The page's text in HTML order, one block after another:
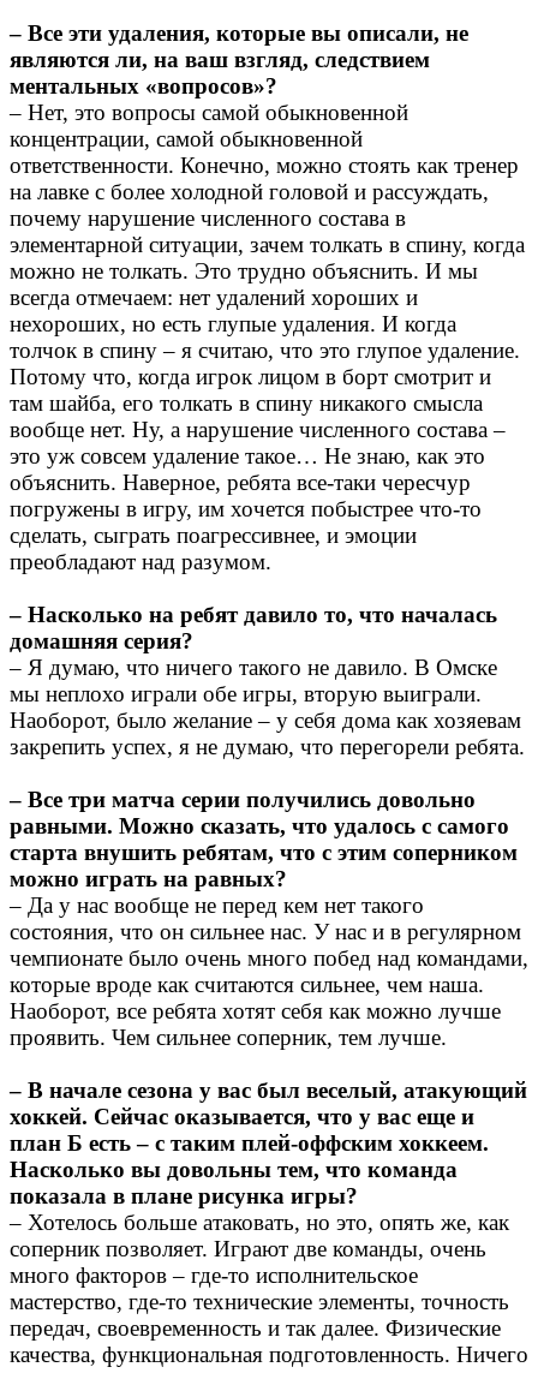
– Все эти удаления, которые вы описали, не
являются ли, на ваш взгляд, следствием
ментальных «вопросов»?
– Нет, это вопросы самой обыкновенной
концентрации, самой обыкновенной
ответственности. Конечно, можно стоять как тренер
на лавке с более холодной головой и рассуждать,
почему нарушение численного состава в
элементарной ситуации, зачем толкать в спину, когда
можно не толкать. Это трудно объяснить. И мы
всегда отмечаем: нет удалений хороших и
нехороших, но есть глупые удаления. И когда
толчок в спину – я считаю, что это глупое удаление.
Потому что, когда игрок лицом в борт смотрит и
там шайба, его толкать в спину никакого смысла
вообще нет. Ну, а нарушение численного состава –
это уж совсем удаление такое… Не знаю, как это
объяснить. Наверное, ребята все-таки чересчур
погружены в игру, им хочется побыстрее что-то
сделать, сыграть поагрессивнее, и эмоции
преобладают над разумом.
– Насколько на ребят давило то, что началась
домашняя серия?
– Я думаю, что ничего такого не давило. В Омске
мы неплохо играли обе игры, вторую выиграли.
Наоборот, было желание – у себя дома как хозяевам
закрепить успех, я не думаю, что перегорели ребята.
– Все три матча серии получились довольно
равными. Можно сказать, что удалось с самого
старта внушить ребятам, что с этим соперником
можно играть на равных?
– Да у нас вообще не перед кем нет такого
состояния, что он сильнее нас. У нас и в регулярном
чемпионате было очень много побед над командами,
которые вроде как считаются сильнее, чем наша.
Наоборот, все ребята хотят себя как можно лучше
проявить. Чем сильнее соперник, тем лучше.
– В начале сезона у вас был веселый, атакующий
хоккей. Сейчас оказывается, что у вас еще и
план Б есть – с таким плей-оффским хоккеем.
Насколько вы довольны тем, что команда
показала в плане рисунка игры?
– Хотелось больше атаковать, но это, опять же, как
соперник позволяет. Играют две команды, очень
много факторов – где-то исполнительское
мастерство, где-то технические элементы, точность
передач, своевременность и так далее. Физические
качества, функциональная подготовленность. Ничего